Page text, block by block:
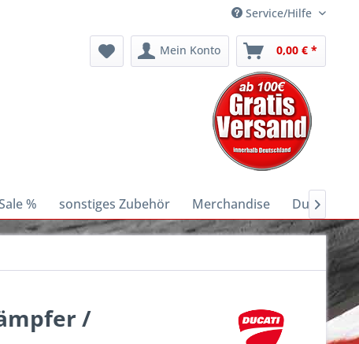
Service/Hilfe
Mein Konto 0,00 € *
% sonstiges Zubehör Merchandise Ducati E-

/